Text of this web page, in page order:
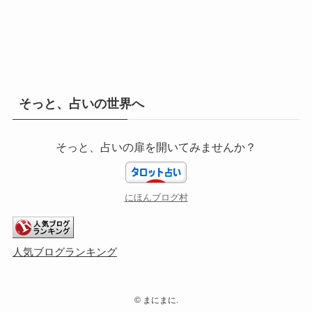
そっと、占いの世界へ
そっと、占いの扉を開いてみませんか？
にほんブログ村
人気ブログランキング
©まにまに.